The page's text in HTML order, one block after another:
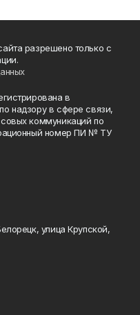
разрешено только с
в
надзору в сфере связи,
коммуникаций по
номер ПИ № ТУ
улица Крупской,